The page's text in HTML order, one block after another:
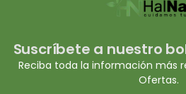
Suscríbete a nuestro
Reciba toda la información más
Ofertas.